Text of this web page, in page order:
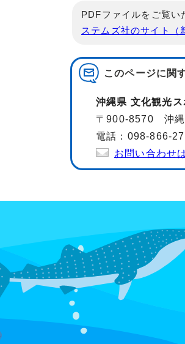
PDFファイルをご覧い
ステムズ社のサイト（
このページに関
沖縄県 文化観光
〒900-8570 沖縄
電話：098-866-
お問い合わせ